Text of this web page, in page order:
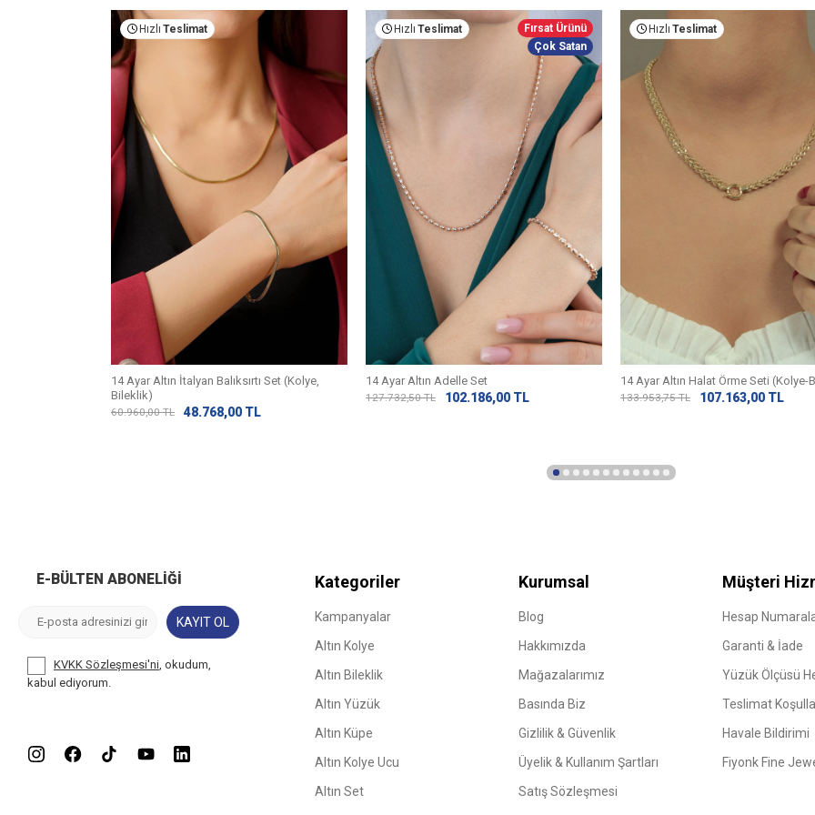
Hızlı Teslimat
14 Ayar Altın İtalyan Balıksırtı Set (Kolye,
Bileklik)
60.960,00TL 48.768,00 TL
Hızlı Teslimat
Fırsat Ürünü
Çok Satan
14 Ayar Altın Adelle Set
127.732,50TL 102.186,00 TL
Hızlı Teslimat
14 Ayar Altın Halat Örme Seti (Kolye-
133.953,75TL 107.163,00 TL
E-BÜLTEN ABONELIĞI
KAYIT OL
KVKK Sözleşmesi'ni, okudum,
kabul ediyorum.
Kategoriler
Kampanyalar
Altın Kolye
Altın Bileklik
Altın Yüzük
Altın Küpe
Altın Kolye Ucu
Altın Set
Kurumsal
Blog
Hakkımızda
Mağazalarımız
Basında Biz
Gizlilik & Güvenlik
Üyelik & Kullanım Şartları
Satış Sözleşmesi
Müşteri
Hesap
Garanti & İade
Yüzük Ölçüsü
Teslimat
Havale Bildirimi
Fiyonk Fine